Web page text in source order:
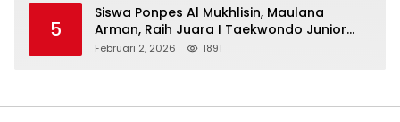
5
Siswa Ponpes Al Mukhlisin, Maulana
Arman, Raih Juara I Taekwondo Junior
Putra di Riau National Championship 2026
Februari 2, 2026 1891